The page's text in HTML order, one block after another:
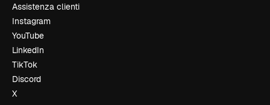
Assistenza clienti
Instagram
YouTube
LinkedIn
TikTok
Discord
X